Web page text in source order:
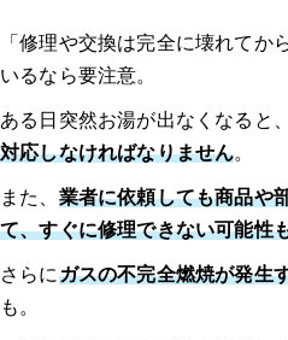
「修理や交換は完全に壊れてか
いるなら要注意。
ある日突然お湯が出なくなると、
対応しなければなりません。
また、 業者に依頼しても商品や
て、すぐに修理できない可能性
さらにガスの不完全燃焼が発生
も。